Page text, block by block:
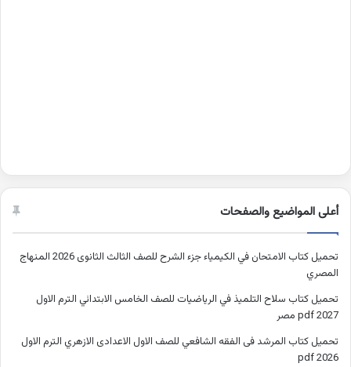
أعلى المواضيع والصفحات
تحميل كتاب الامتحان في الكيمياء جزء الشرح للصف الثالث الثانوى 2026 المنهاج
المصري
تحميل كتاب سلاح التلميذ في الرياضيات للصف الخامس الابتدائي الترم الاول
2027 pdf مصر
تحميل كتاب المرشد فى الفقه الشافعي للصف الاول الاعدادى الازهري الترم الاول
2026 pdf